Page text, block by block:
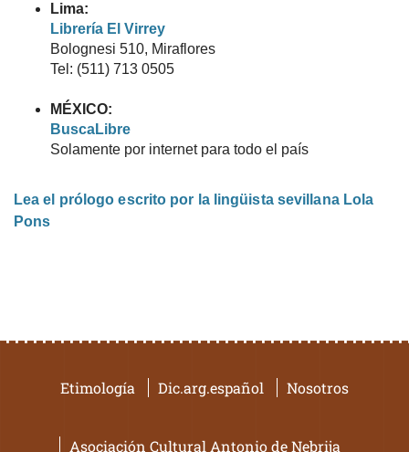
Lima:
Librería El Virrey
Bolognesi 510, Miraflores
Tel: (511) 713 0505
MÉXICO:
BuscaLibre
Solamente por internet para todo el país
Lea el prólogo escrito por la lingüista sevillana Lola
Pons
Etimología Dic.arg.español Nosotros
Asociación Cultural Antonio de Nebrija